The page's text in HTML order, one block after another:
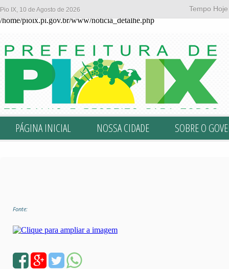
Erro na Linha: 8 ::Undefined offset: 0
/home/pioix.pi.gov.br/www/noticia_detalhe.php
Pio IX, 10 de Agosto de 2026 Tempo
PÁGINA INICIAL NOSSA CIDADE SOBRE O
Fonte: